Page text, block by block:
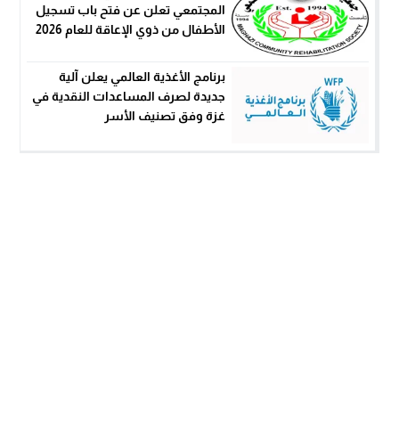
المجتمعي تعلن عن فتح باب تسجيل
الأطفال من ذوي الإعاقة للعام 2026
برنامج الأغذية العالمي يعلن آلية
جديدة لصرف المساعدات النقدية في
غزة وفق تصنيف الأسر